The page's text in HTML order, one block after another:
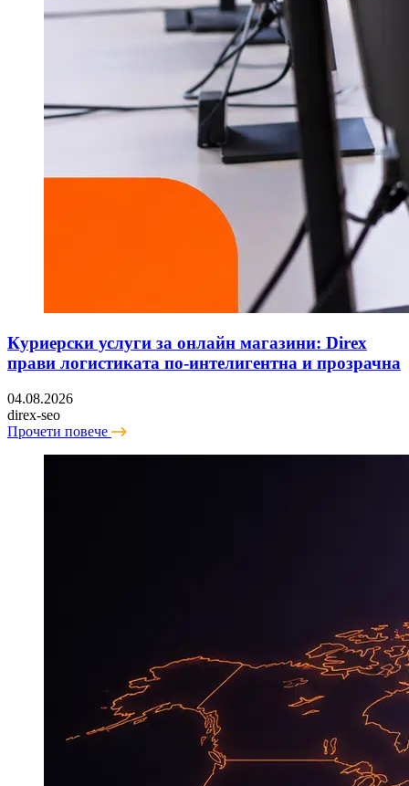
Куриерски услуги за онлайн магазини: Direx
прави логистиката по-интелигентна и прозрачна
04.08.2026
direx-seo
Прочети повече